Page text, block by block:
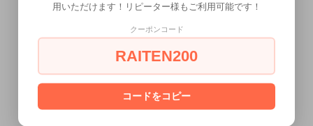
は18歳未満の方には販売できません。
あなたは18歳以上ですか？
[ はい ] [ いいえ ]
用いただけます！リピーター様もご利用可能です！
クーポンコード
RAITEN200
コードをコピー